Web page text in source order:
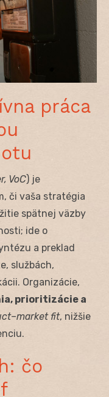
práca
VoC) je
či vaša stratégia
spätnej väzby
ide o
a preklad
službách,
Organizácie,
prioritizácie a
fit, nižšie
čo